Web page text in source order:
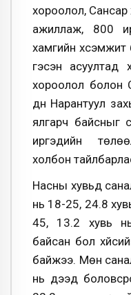
хороолол, Сансар
ажиллаж, 800
хамгийн хүсэмжит
гэсэн асуултад
хороолол болон
дүн Нарантуул
ялгарч байсныг
иргэдийн
холбон
Насны хувьд
нь 18-25, 24.8
45, 13.2 хувь
байсан бол
байжээ. Мөн
нь дээд